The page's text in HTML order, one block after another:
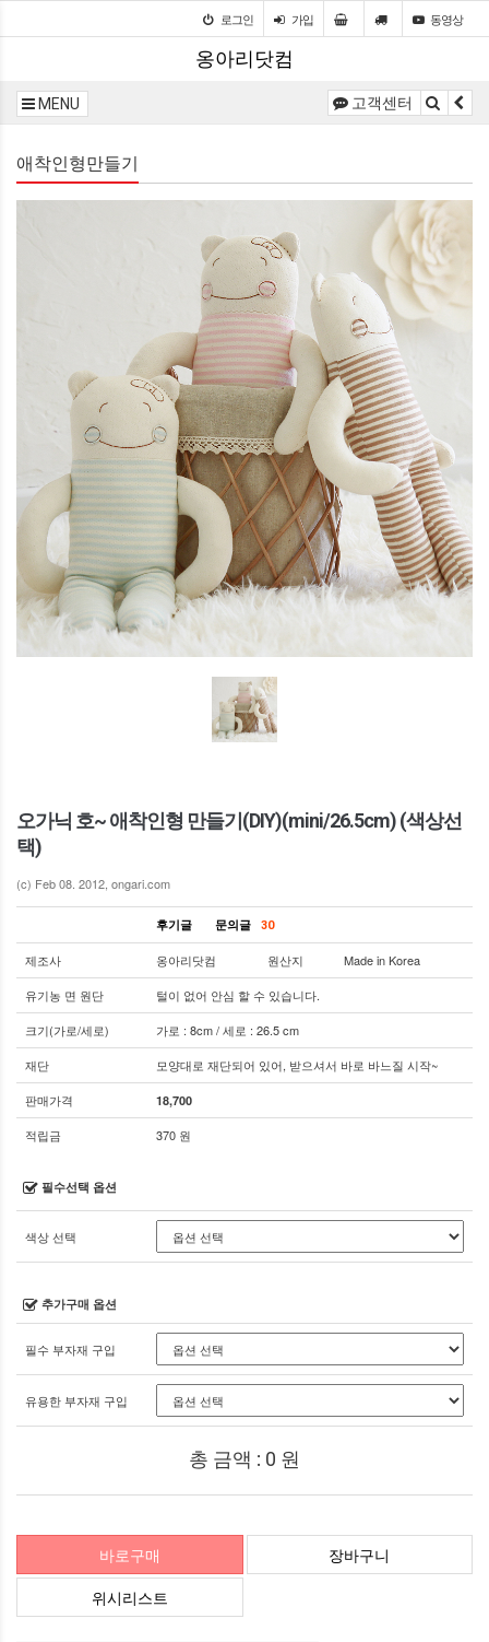
로그인 가입 동영상
옹아리닷컴
MENU 고객센터
애착인형만들기
오가닉 호~ 애착인형 만들기(DIY)(mini/26.5cm) (색상선
택)
(c) Feb 08. 2012, ongari.com
후기글 문의글 30
제조사 옹아리닷컴 원산지
Made in Korea
유기농 면 원단
털이 없어 안심 할 수 있습니다.
크기(가로/세로)
가로 : 8cm / 세로 : 26.5 cm
재단
모양대로 재단되어 있어, 받으셔서 바로 바느질 시작~
판매가격
18,700
적립금 370 원
필수선택 옵션
색상 선택
추가구매 옵션
필수 부자재 구입
유용한 부자재 구입
총 금액 : 0 원
바로구매
장바구니
위시리스트